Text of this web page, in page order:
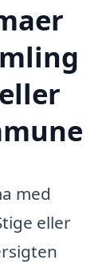
med
eller